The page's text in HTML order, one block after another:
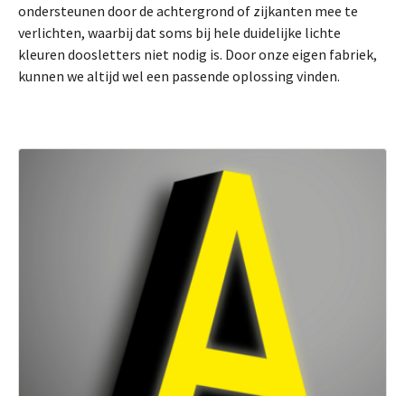
ondersteunen door de achtergrond of zijkanten mee te
verlichten, waarbij dat soms bij hele duidelijke lichte
kleuren doosletters niet nodig is. Door onze eigen fabriek,
kunnen we altijd wel een passende oplossing vinden.